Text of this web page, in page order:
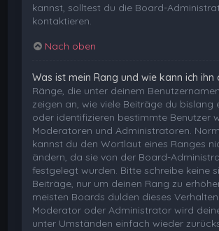
kannst, solltest du die Board-
kontaktieren.
Nach oben
Was ist mein Rang und wie kann ich ihn
Ränge, die unter deinem
zeigen an, wie viele Beiträge du bislang
oder identifizieren bestimmte Benutzer
Moderatoren und Administratoren.
kannst du den Wortlaut eines Ranges
ändern, da sie von der Board-
festgelegt wurden. Bitte schreibe keine
Beiträge, nur um deinen Rang zu
meisten Boards dulden dieses
Moderator oder Administrator wird
unter Umständen einfach wieder